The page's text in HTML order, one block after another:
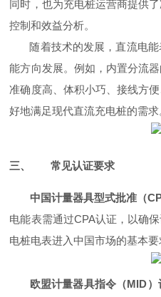
同时，也为充电桩运营商提供
控制和效益分析。
随着技术的发展，直流电
能方向发展。例如，内置分流
准确度高、体积小巧、接线方
好地满足现代直流充电桩的需求
三、 常见认证要求
中国计量器具型式批准（
电能表需通过CPA认证，以确
电桩电表进入中国市场的基本要
欧盟计量器具指令（MID）